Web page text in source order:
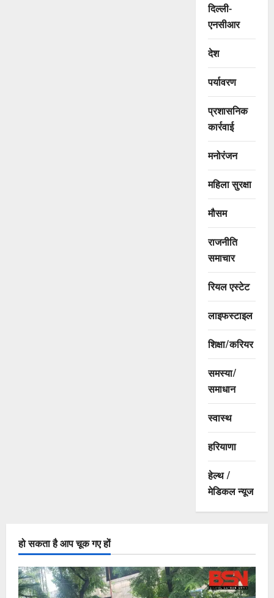
दिल्ली-
एनसीआर
देश
पर्यावरण
प्रशासनिक
कार्रवाई
मनोरंजन
महिला सुरक्षा
मौसम
राजनीति
समाचार
रियल एस्टेट
लाइफस्टाइल
शिक्षा/करियर
समस्या/
समाधान
स्वास्थ
हरियाणा
हेल्थ /
मेडिकल न्यूज
हो सकता है आप चूक गए हों